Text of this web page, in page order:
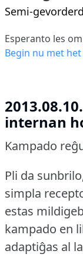
Semi-
Esperanto les
Begin nu met
internan
Kampado
Pli da
simpla
estas
kampado en
adaptiĝas al